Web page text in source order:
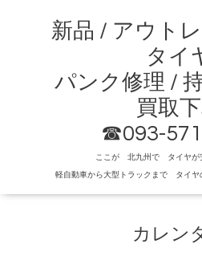
新品 / アウト
タイ
パンク修理 /
買取
☎093-
ここが 北九州で タイヤが
軽自動車から大型トラックまで タイヤ
カレン